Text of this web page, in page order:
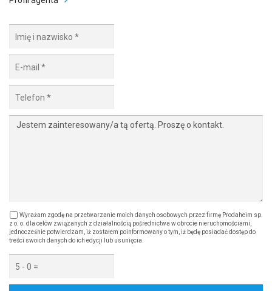
Wyrażam zgodę na przetwarzanie moich danych osobowych przez firmę Prodaheim sp.
z o. o. dla celów związanych z działalnością pośrednictwa w obrocie nieruchomościami,
jednocześnie potwierdzam, iż zostałem poinformowany o tym, iż będę posiadać dostęp do
treści swoich danych do ich edycji lub usunięcia.